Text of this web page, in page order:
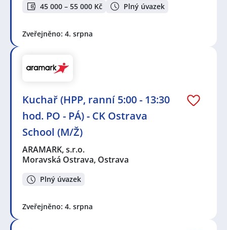
45 000 – 55 000 Kč Plný úvazek
Zveřejněno: 4. srpna
Kuchař (HPP, ranní 5:00 - 13:30
hod. PO - PÁ) - CK Ostrava
School (M/Ž)
ARAMARK, s.r.o.
Moravská Ostrava, Ostrava
Plný úvazek
Zveřejněno: 4. srpna